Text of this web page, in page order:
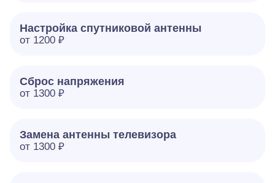
Настройка спутниковой антенны
от 1200 ₽
Сброс напряжения
от 1300 ₽
Замена антенны телевизора
от 1300 ₽